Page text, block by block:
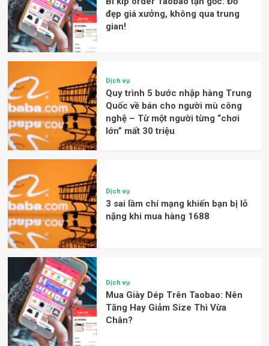
đẹp giá xưởng, không qua trung
gian!
Dịch vụ
Quy trình 5 bước nhập hàng Trung
Quốc về bán cho người mù công
nghệ – Từ một người từng “chơi
lớn” mất 30 triệu
Dịch vụ
3 sai lầm chí mạng khiến bạn bị lỗ
nặng khi mua hàng 1688
Dịch vụ
Mua Giày Dép Trên Taobao: Nên
Tăng Hay Giảm Size Thì Vừa
Chân?